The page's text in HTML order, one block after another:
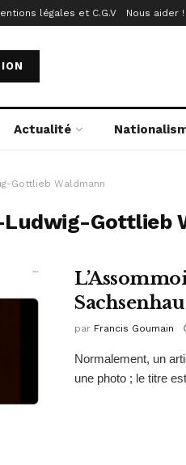
légales et C.G.V Nous aider !
Actualité
Gottlieb Waldmann
Ludwig-Gottlieb
par Francis Goumain
Normalement, un
une photo ; le titre